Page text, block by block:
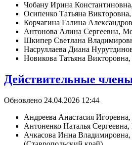
Чобану Ирина
Осипенко Татьяна
Корчагина Галина
Антонова Алина Сергеевна,
Шкипер Светлана
Насруллаева Диана
Новикова Татьяна
Действительные
Обновлено 24.04.2026 12:44
Андреева Анастасия
Антоненко Наталья Сергеевна,
Ачкасова Инна